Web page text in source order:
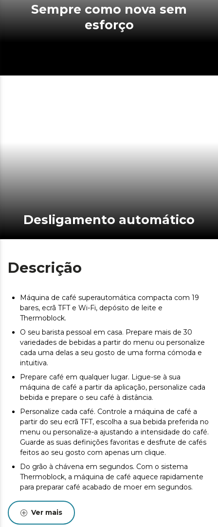
Sempre como nova sem
esforço
Desligamento automático
Descrição
Máquina de café superautomática compacta com 19
bares, ecrã TFT e Wi-Fi, depósito de leite e
Thermoblock.
O seu barista pessoal em casa. Prepare mais de 30
variedades de bebidas a partir do menu ou personalize
cada uma delas a seu gosto de uma forma cómoda e
intuitiva.
Prepare café em qualquer lugar. Ligue-se à sua
máquina de café a partir da aplicação, personalize cada
bebida e prepare o seu café à distância.
Personalize cada café. Controle a máquina de café a
partir do seu ecrã TFT, escolha a sua bebida preferida no
menu ou personalize-a ajustando a intensidade do café.
Guarde as suas definições favoritas e desfrute de cafés
feitos ao seu gosto com apenas um clique.
Do grão à chávena em segundos. Com o sistema
Thermoblock, a máquina de café aquece rapidamente
para preparar café acabado de moer em segundos.
Café gelado instantâneo. Função especial para preparar
cafés frios com um simples clique. Rápido, cómodo e
refrescante.
Ver mais